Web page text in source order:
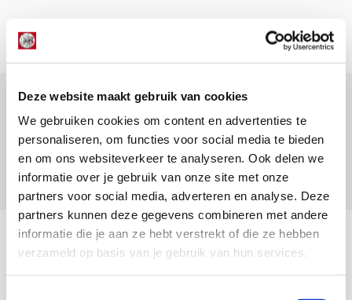
Deze website maakt gebruik van cookies
We gebruiken cookies om content en advertenties te
personaliseren, om functies voor social media te bieden
en om ons websiteverkeer te analyseren. Ook delen we
informatie over je gebruik van onze site met onze
partners voor social media, adverteren en analyse. Deze
partners kunnen deze gegevens combineren met andere
informatie die je aan ze hebt verstrekt of die ze hebben
verzameld op basis van je gebruik van hun services.
Net binnen //
Míchel geeft blessure-update en
spreekt over Godts, Baas en
aanwinsten
Volop enthousiasme in fotoverslag van
Europees treffen met Shelbourne